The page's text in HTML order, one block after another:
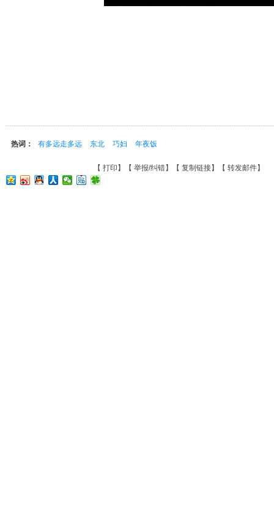
热词： 有多远走多远 东北 巧妇 年夜饭
【 打印 】【 举报/纠错】【 复制链接】【 转发邮件】